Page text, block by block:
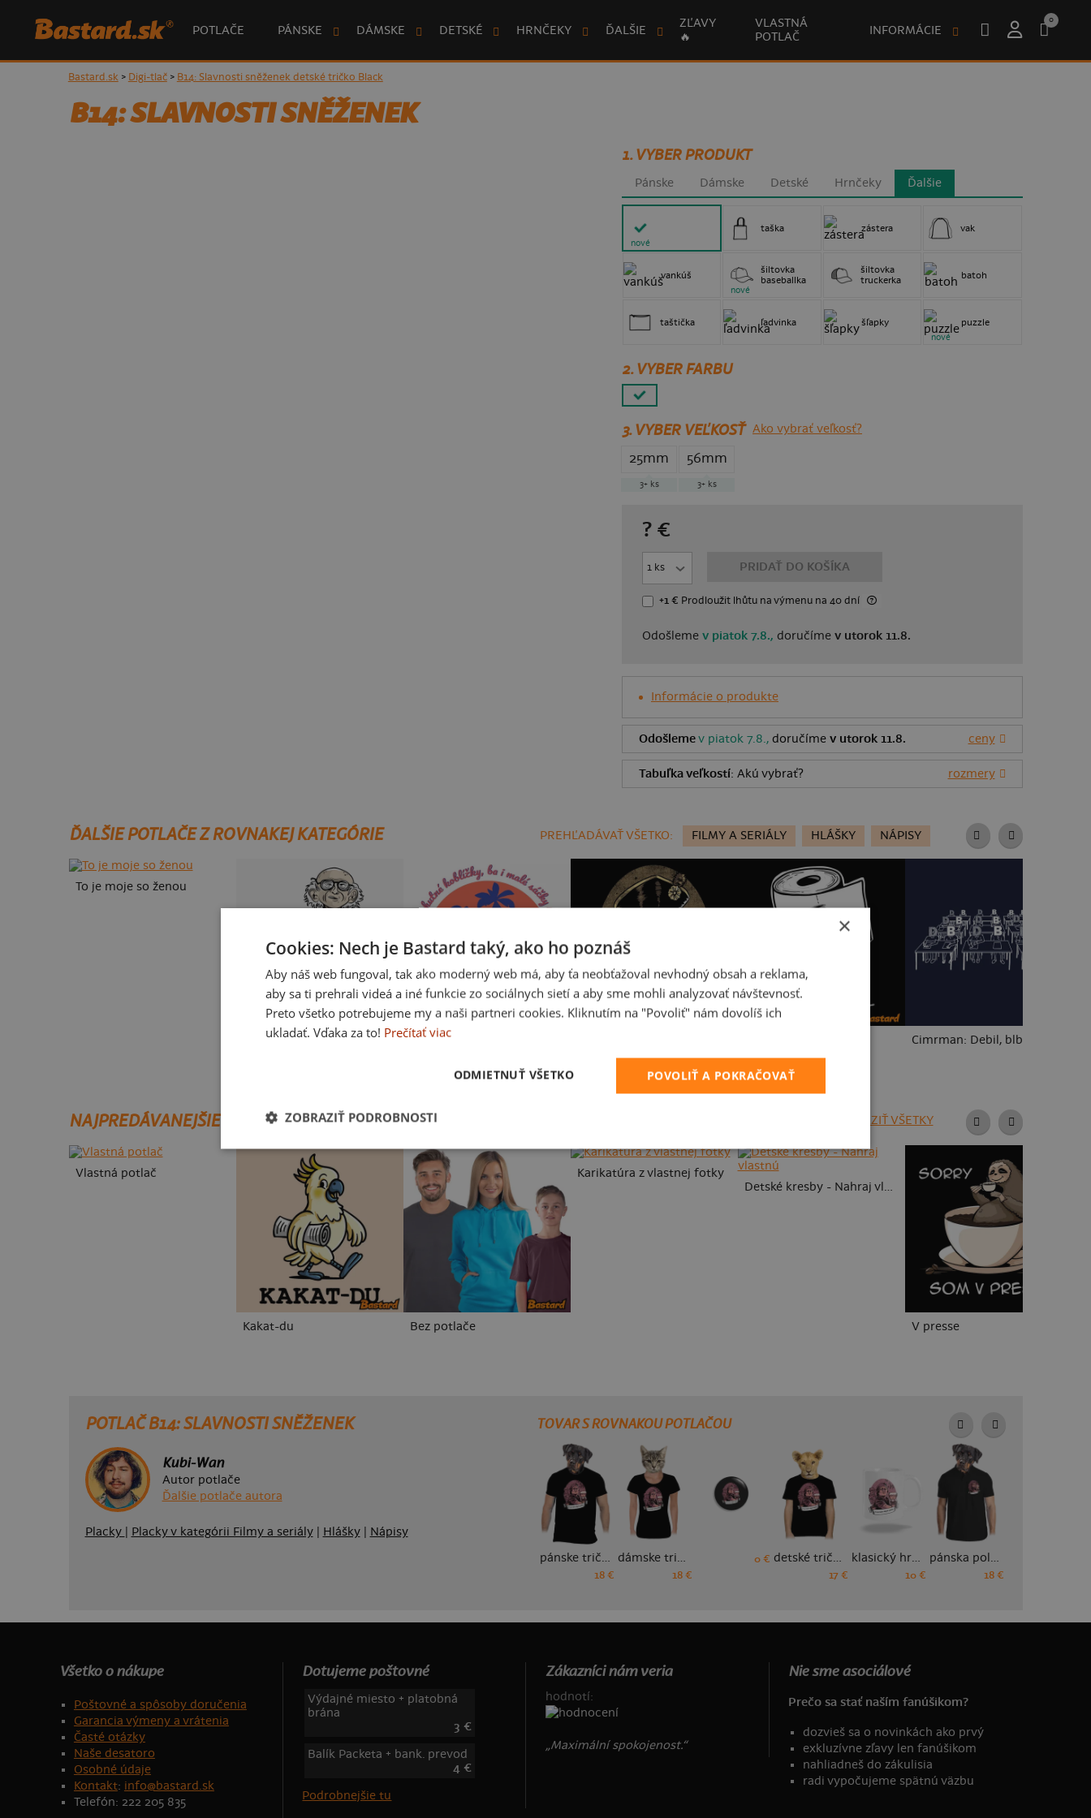
POTLAČE PÁNSKE DÁMSKE DETSKÉ HRNČEKY ĎALŠIE
ZĽAVY
🔥
VLASTNÁ
POTLAČ
INFORMÁCIE
0
Bastard.sk> Digi-tlač> B14: Slavnosti sněženek detské tričko Black
B14: SLAVNOSTI SNĚŽENEK
1. VYBER PRODUKT
Pánske Dámske Detské Hrnčeky Ďalšie
nové
taška zástera vak
vankúš
šiltovka
baseballka
nové
šiltovka
truckerka
batoh
taštička ľadvinka šľapky puzzle
nové
2. VYBER FARBU
3.VYBER VEĽKOSŤ Ako vybrať veľkosť?
25mm
3+ ks
56mm
3+ ks
? €
PRIDAŤ DO KOŠÍKA
+1 € Prodloužit lhůtu na výmenu na 40 dní
Odošleme v piatok 7.8., doručíme v utorok 11.8.
Informácie o produkte
Odošlemev piatok 7.8., doručíme v utorok 11.8. ceny
Tabuľka veľkostí: Akú vybrať? rozmery
ĎALŠIE POTLAČE Z ROVNAKEJ KATEGÓRIE PREHĽADÁVAŤ VŠETKO: FILMY A SERIÁLY HLÁŠKY NÁPISY
To je moje so ženou
Neklidný bez piva Fušál Cimrman: Debil, blbeček
NAJPREDÁVANEJŠIE POTLAČE ZOBRAZIŤ VŠETKY
Vlastná potlač
Kakat-du Bez potlače
Karikatúra z vlastnej fotky
Detské kresby - Nahraj vlastnú
V presse
POTLAČ B14: SLAVNOSTI SNĚŽENEK
Kubi-Wan
Autor potlače
Ďalšie potlače autora
Placky Placky v kategórii Filmy a seriály| Hlášky| Nápisy
TOVAR S ROVNAKOU POTLAČOU
pánske tričko
18 €
dámske tričko
18 €
0 € detské tričko
17 €
klasický hrnček
10 €
pánska polokošeľa
18 €
Všetko o nákupe
Poštovné a spôsoby doručenia
Garancia výmeny a vrátenia
Časté otázky
Naše desatoro
Osobné údaje
Kontakt: info@bastard.sk
Telefón: 222 205 835
Dotujeme poštovné
Výdajné miesto + platobná
brána
3 €
Balík Packeta + bank. prevod
4 €
Podrobnejšie tu
Zákazníci nám veria
hodnotí:
„Maximální spokojenost.“
Nie sme asociálové
Prečo sa stať naším fanúšikom?
dozvieš sa o novinkách ako prvý
exkluzívne zľavy len fanúšikom
nahliadneš do zákulisia
radi vypočujeme spätnú väzbu
×
Cookies: Nech je Bastard taký, ako ho poznáš
Aby náš web fungoval, tak ako moderný web má, aby ťa neobťažoval nevhodný obsah a reklama,
aby sa ti prehrali videá a iné funkcie zo sociálnych sietí a aby sme mohli analyzovať návštevnosť.
Preto všetko potrebujeme my a naši partneri cookies. Kliknutím na "Povoliť" nám dovolíš ich
ukladať. Vďaka za to! Prečítať viac
POVOLIŤ A POKRAČOVAŤ
ODMIETNUŤ VŠETKO
ZOBRAZIŤ PODROBNOSTI